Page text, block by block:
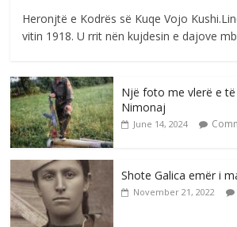
Heronjtë e Kodrës së Kuqe Vojo
vitin 1918. U rrit nën kujdesin e dajove
Një foto me vlerë e
Nimonaj
June 14, 2024
Shote Galica emër i
November 21, 2022